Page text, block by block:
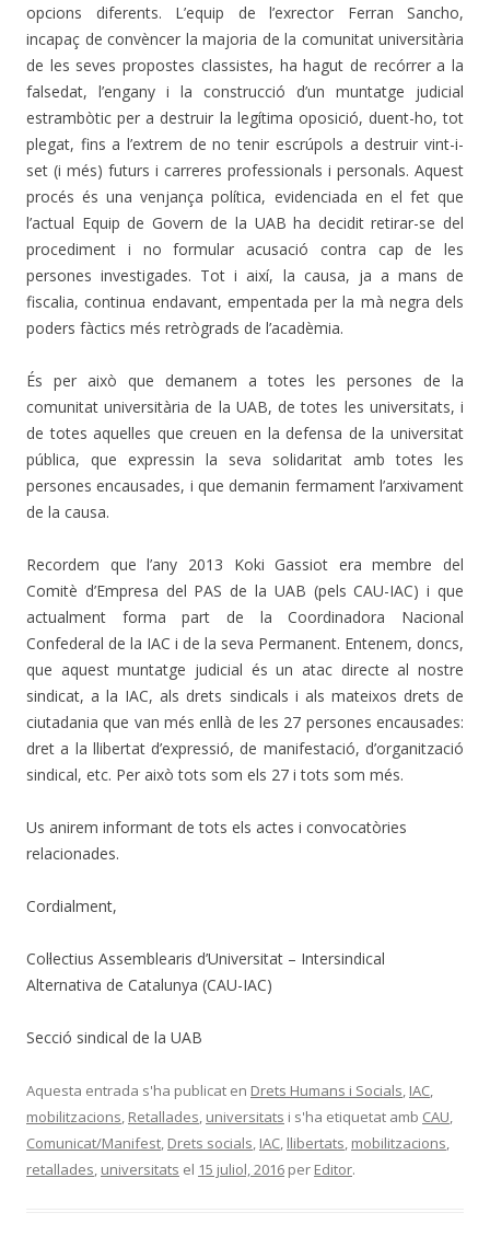
opcions diferents. L’equip de l’exrector Ferran Sancho,
incapaç de convèncer la majoria de la comunitat universitària
de les seves propostes classistes, ha hagut de recórrer a la
falsedat, l’engany i la construcció d’un muntatge judicial
estrambòtic per a destruir la legítima oposició, duent-ho, tot
plegat, fins a l’extrem de no tenir escrúpols a destruir vint-i-
set (i més) futurs i carreres professionals i personals. Aquest
procés és una venjança política, evidenciada en el fet que
l’actual Equip de Govern de la UAB ha decidit retirar-se del
procediment i no formular acusació contra cap de les
persones investigades. Tot i així, la causa, ja a mans de
fiscalia, continua endavant, empentada per la mà negra dels
poders fàctics més retrògrads de l’acadèmia.
És per això que demanem a totes les persones de la
comunitat universitària de la UAB, de totes les universitats, i
de totes aquelles que creuen en la defensa de la universitat
pública, que expressin la seva solidaritat amb totes les
persones encausades, i que demanin fermament l’arxivament
de la causa.
Recordem que l’any 2013 Koki Gassiot era membre del
Comitè d’Empresa del PAS de la UAB (pels CAU-IAC) i que
actualment forma part de la Coordinadora Nacional
Confederal de la IAC i de la seva Permanent. Entenem, doncs,
que aquest muntatge judicial és un atac directe al nostre
sindicat, a la IAC, als drets sindicals i als mateixos drets de
ciutadania que van més enllà de les 27 persones encausades:
dret a la llibertat d’expressió, de manifestació, d’organització
sindical, etc. Per això tots som els 27 i tots som més.
Us anirem informant de tots els actes i convocatòries
relacionades.
Cordialment,
Col·lectius Assemblearis d’Universitat – Intersindical
Alternativa de Catalunya (CAU-IAC)
Secció sindical de la UAB
Aquesta entrada s'ha publicat en Drets Humans i Socials IAC
mobilitzacions Retallades universitats i s'ha etiquetat amb CAU
Comunicat/Manifest Drets socials IAC llibertats mobilitzacions
retallades universitats el 15 juliol, 2016 per Editor.